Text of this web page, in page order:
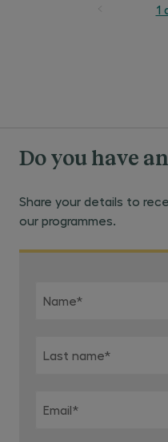
1
Do you have
Share your details to
our programmes.
Name*
Last name*
Email*